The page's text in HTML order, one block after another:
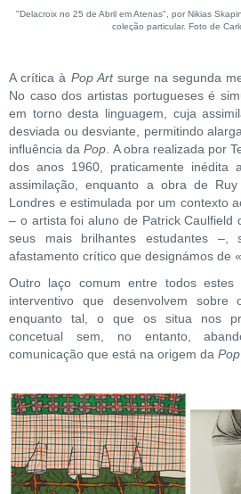
"Delacroix no 25 de Abril em Atenas", por Nikias
coleção particular. Foto de
A crítica à Pop Artsurge na segunda
No caso dos artistas portugueses é
em torno desta linguagem, cuja
desviada ou desviante, permitindo
influência daPop. A obra realizada por
dos anos 1960, praticamente inédita
assimilação, enquanto a obra de
Londres e estimulada por um contexto
– o artista foi aluno de Patrick Caulfield
seus mais brilhantes estudantes
afastamento crítico que designámos de
Outro laço comum entre todos
interventivo que desenvolvem
enquanto tal, o que os situa nos
concetual sem, no entanto,
comunicação que está na origem da Pop